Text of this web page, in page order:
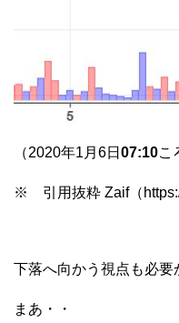
（2020年1月6日 07:10こ
※ 引用抜粋 Zaif（
下落へ向かう視点も必要
まあ・・